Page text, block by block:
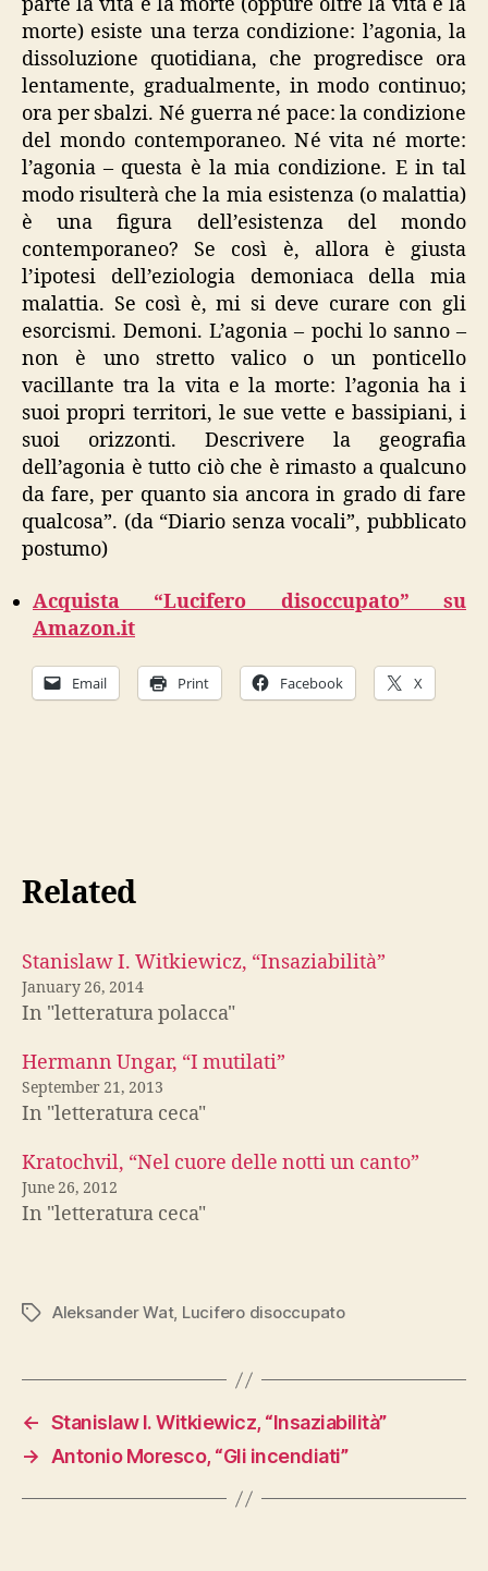
morte) esiste una terza condizione: l’agonia, la
dissoluzione quotidiana, che progredisce ora
lentamente, gradualmente, in modo continuo;
ora per sbalzi. Né guerra né pace: la condizione
del mondo contemporaneo. Né vita né morte:
l’agonia – questa è la mia condizione. E in tal
modo risulterà che la mia esistenza (o malattia)
è una figura dell’esistenza del mondo
contemporaneo? Se così è, allora è giusta
l’ipotesi dell’eziologia demoniaca della mia
malattia. Se così è, mi si deve curare con gli
esorcismi. Demoni. L’agonia – pochi lo sanno –
non è uno stretto valico o un ponticello
vacillante tra la vita e la morte: l’agonia ha i
suoi propri territori, le sue vette e bassipiani, i
suoi orizzonti. Descrivere la geografia
dell’agonia è tutto ciò che è rimasto a qualcuno
da fare, per quanto sia ancora in grado di fare
qualcosa”. (da “Diario senza vocali”, pubblicato
postumo)
Acquista “Lucifero disoccupato” su
Amazon.it
Email Print Facebook X
Related
Stanislaw I. Witkiewicz, “Insaziabilità”
January 26, 2014
In "letteratura polacca"
Hermann Ungar, “I mutilati”
September 21, 2013
In "letteratura ceca"
Kratochvil, “Nel cuore delle notti un canto”
June 26, 2012
In "letteratura ceca"
TagsAleksander Wat, Lucifero disoccupato
← Stanislaw I. Witkiewicz, “Insaziabilità”
→
Antonio Moresco, “Gli incendiati”